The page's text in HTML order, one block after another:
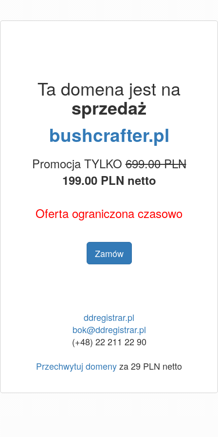
Ta domena jest na
sprzedaż
bushcrafter.pl
Promocja TYLKO699.00 PLN
199.00 PLN netto
Oferta ograniczona czasowo
Zamów
ddregistrar.pl
bok@ddregistrar.pl
(+48) 22 211 22 90
Przechwytuj domenyza 29 PLN netto